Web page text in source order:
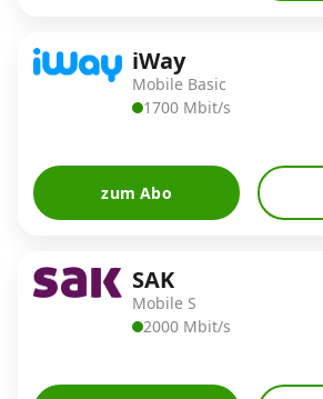
iWay
Mobile Basic
1700 Mbit/s
zum Abo
SAK
Mobile S
2000 Mbit/s